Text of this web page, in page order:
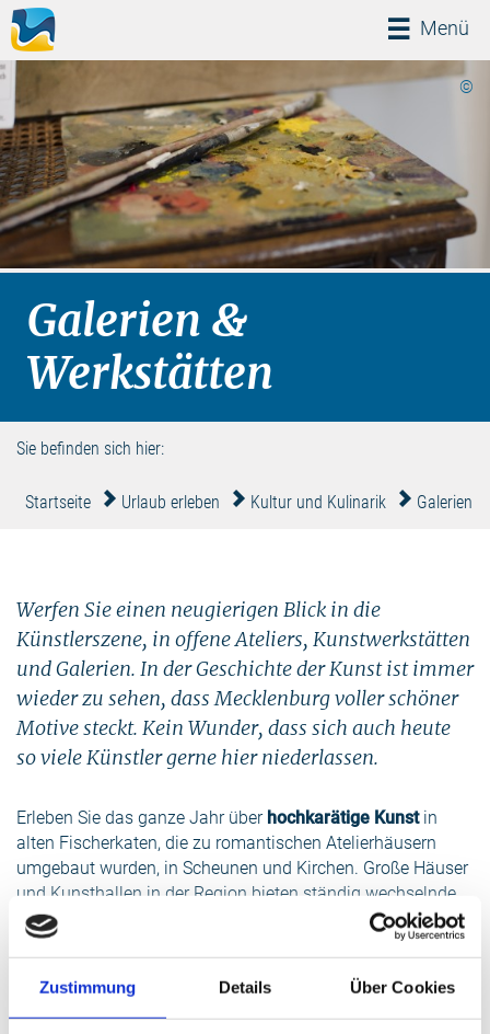
Zustimmung Details Über Cookies
Menü
Menü
©
Galerien &
Werkstätten
Sie befinden sich hier:
Startseite Urlaub erleben Kultur und Kulinarik Galerien
Werfen Sie einen neugierigen Blick in die
Künstlerszene, in offene Ateliers, Kunstwerkstätten
und Galerien. In der Geschichte der Kunst ist immer
wieder zu sehen, dass Mecklenburg voller schöner
Motive steckt. Kein Wunder, dass sich auch heute
so viele Künstler gerne hier niederlassen.
Erleben Sie das ganze Jahr über hochkarätige Kunstin
alten Fischerkaten, die zu romantischen Atelierhäusern
umgebaut wurden, in Scheunen und Kirchen. Große Häuser
und Kunsthallen in der Region bieten ständig wechselnde
Ausstellungen renommierter Künstler. Zudem erleben Sie
ein umfangreiches Angebot von Malerei bis Fotografie, von
In der naturnahen, weiten Landschaft Mecklenburgs haben